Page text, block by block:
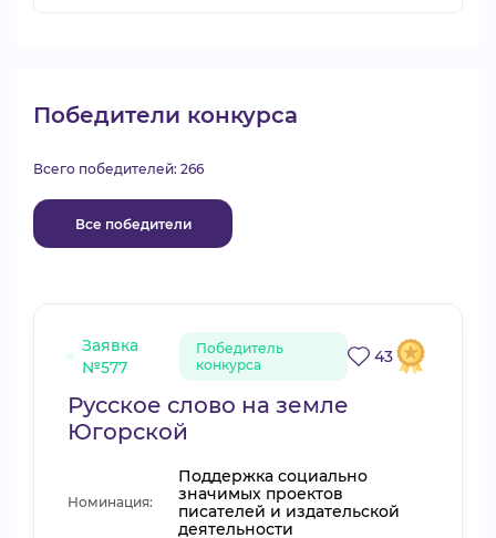
Победители конкурса
Всего победителей: 266
Все победители
Заявка
№577
Победитель
конкурса
43
Русское слово на земле
Югорской
Номинация:
Поддержка социально
значимых проектов
писателей и издательской
деятельности